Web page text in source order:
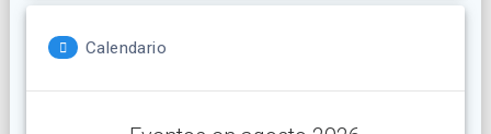
Calendario